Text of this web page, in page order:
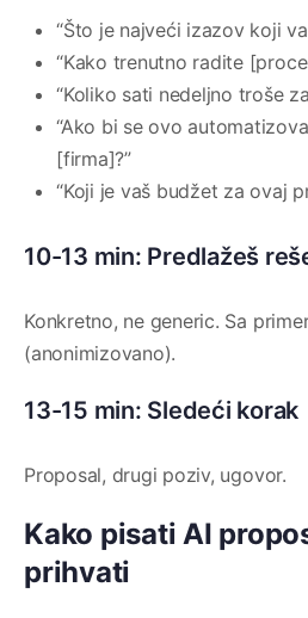
“Što je najveći izazov koji
“Kako trenutno radite
“Koliko sati nedeljno troše
“Ako bi se ovo
[firma]?”
“Koji je vaš budžet za ovaj
10-13 min: Predlažeš
Konkretno, ne generic. Sa
(anonimizovano).
13-15 min: Sledeći korak
Proposal, drugi poziv, ugovor.
Kako pisati AI
prihvati